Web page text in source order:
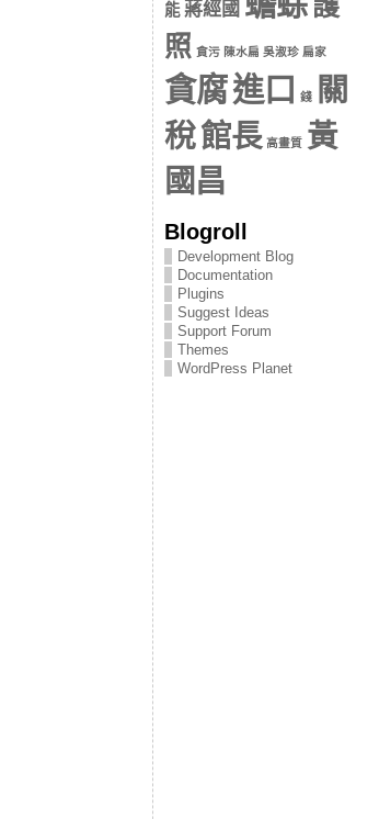
能 蔣經國
護
照 貪污 陳水扁 吳淑珍 扁家
貪腐進口 錢
關
稅館長 高畫質 黃
國昌
Blogroll
Development Blog
Documentation
Plugins
Suggest Ideas
Support Forum
Themes
WordPress Planet